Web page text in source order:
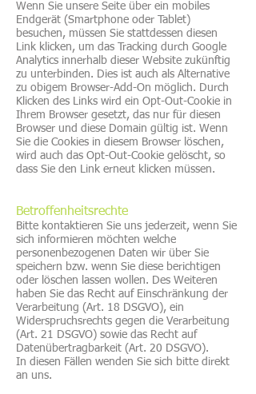
Wenn Sie unsere Seite über ein mobiles
Endgerät (Smartphone oder Tablet)
besuchen, müssen Sie stattdessen diesen
Link klicken, um das Tracking durch Google
Analytics innerhalb dieser Website zukünftig
zu unterbinden. Dies ist auch als Alternative
zu obigem Browser-Add-On möglich. Durch
Klicken des Links wird ein Opt-Out-Cookie in
Ihrem Browser gesetzt, das nur für diesen
Browser und diese Domain gültig ist. Wenn
Sie die Cookies in diesem Browser löschen,
wird auch das Opt-Out-Cookie gelöscht, so
dass Sie den Link erneut klicken müssen.
Betroffenheitsrechte
Bitte kontaktieren Sie uns jederzeit, wenn Sie
sich informieren möchten welche
personenbezogenen Daten wir über Sie
speichern bzw. wenn Sie diese berichtigen
oder löschen lassen wollen. Des Weiteren
haben Sie das Recht auf Einschränkung der
Verarbeitung (Art. 18 DSGVO), ein
Widerspruchsrechts gegen die Verarbeitung
(Art. 21 DSGVO) sowie das Recht auf
Datenübertragbarkeit (Art. 20 DSGVO).
In diesen Fällen wenden Sie sich bitte direkt
an uns.